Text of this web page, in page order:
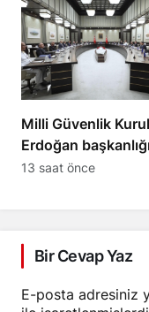
Milli Güvenlik
Erdoğan
toplandı
13 saat önce
Bir Cevap Yaz
E-posta adresiniz